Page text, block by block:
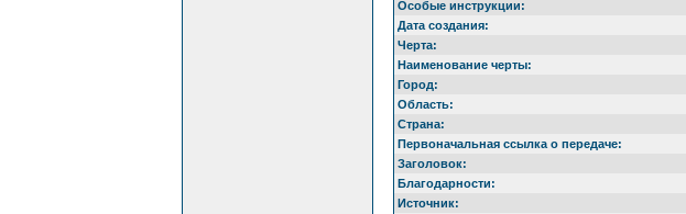
Особые инструкции:
Дата создания:
Черта:
Наименование черты:
Город:
Область:
Страна:
Первоначальная ссылка о передаче:
Заголовок:
Благодарности:
Источник: